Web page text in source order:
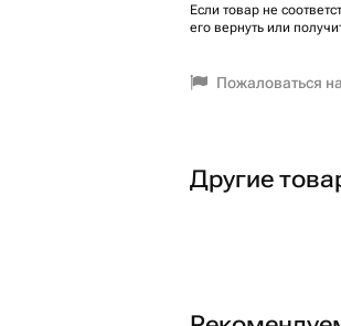
Если товар не
его вернуть или
Пожаловаться
Другие